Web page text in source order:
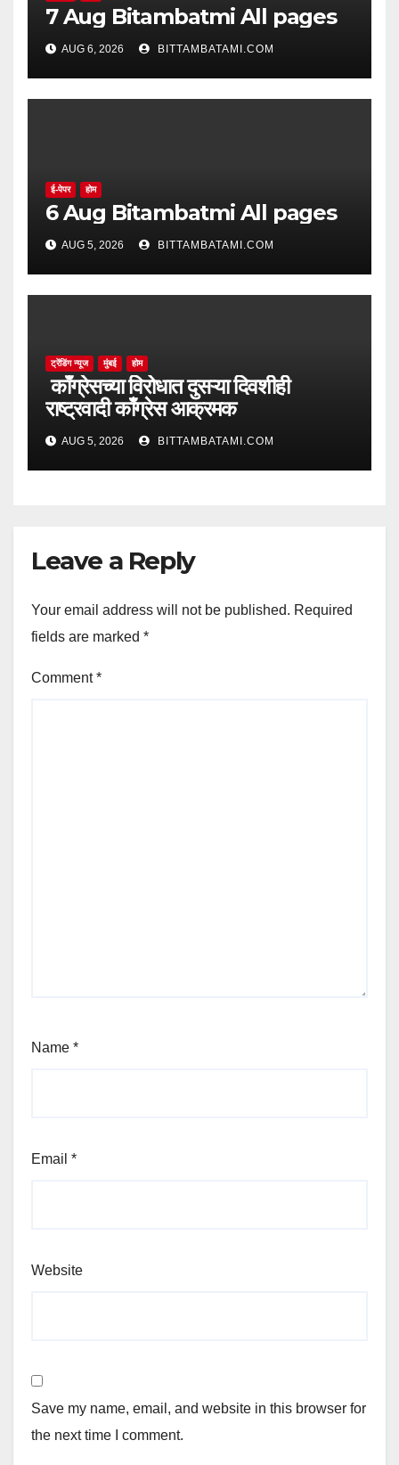
7 Aug Bitambatmi All pages
AUG 6, 2026 BITTAMBATAMI.COM
ई-पेपर होम
6 Aug Bitambatmi All pages
AUG 5, 2026 BITTAMBATAMI.COM
ट्रेंडिंग न्यूज मुंबई होम
काँग्रेसच्या विरोधात दुसऱ्या दिवशीही
राष्ट्रवादी काँग्रेस आक्रमक
AUG 5, 2026 BITTAMBATAMI.COM
Leave a Reply
Your email address will not be published. Required
fields are marked *
Comment*
Name *
Email *
Website
Save my name, email, and website in this browser for
the next time I comment.